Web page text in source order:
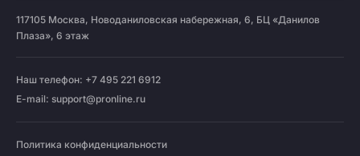
117105 Москва, Новоданиловская набережная, 6, БЦ «Данилов
Плаза», 6 этаж
Наш телефон: +7 495 221 6912
E-mail: support@pronline.ru
Политика конфиденциальности